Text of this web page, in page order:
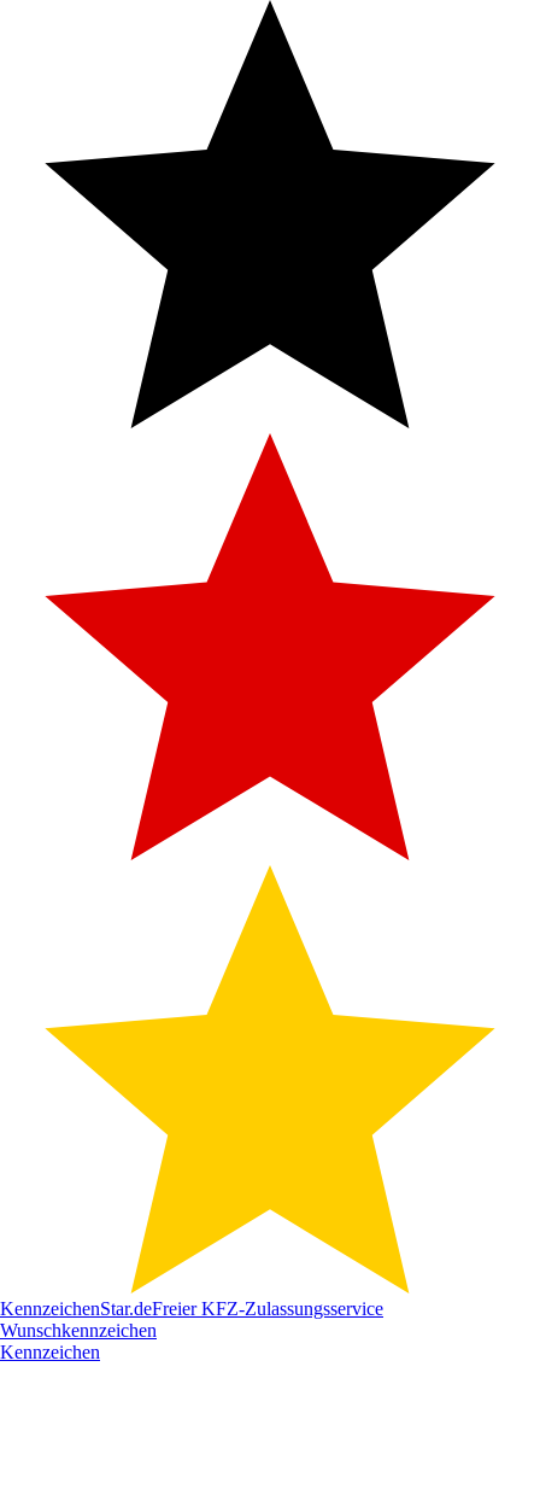
KennzeichenStar.deFreier KFZ-Zulassungsservice
Wunschkennzeichen
Kennzeichen